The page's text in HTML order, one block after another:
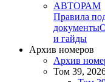
АВТОРАМ
Правила
документы
и гайды
Архив номеров
Архив
Том 39,